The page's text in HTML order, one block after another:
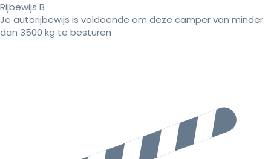
Rijbewijs B
Je autorijbewijs is voldoende om deze camper van minder
dan 3500 kg te besturen